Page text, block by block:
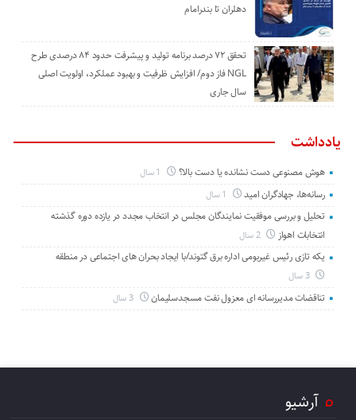
دهلران تا بندرامام
تحقق ۷۲ درصد برنامه تولید و پیشرفت حدود ۸۴ درصدی طرح
NGL فاز دوم/ افزایش ظرفیت و بهبود عملکرد، اولویت اصلی
سال جاری
یادداشت
هوش مصنوعی دست نشانده یا دست بالا؟
رسانه‌ها، جهادگران امید
تحلیل و بررسی موفقیت نمایندگان مجلس در انتخاب مجدد در یازده دوره گذشته
انتخابات اهواز
2 سال
یکه تازی رئیس غیربومی اداره برق گتوند/با ایجاد بحران های اجتماعی در منطقه
3 سال
تناقضات مدیررسانه ای معزول نفت مسجدسلیمان 3 سال
آرشیو